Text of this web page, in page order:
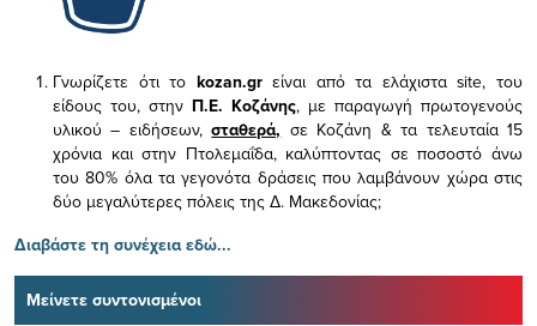
Γνωρίζετε ότι το kozan.gr είναι από τα ελάχισταsite, του
είδους του, στην Π.Ε. Κοζάνης, με παραγωγή πρωτογενούς
υλικού – ειδήσεων,σταθερά, σε Κοζάνη & τα τελευταία 15
χρόνια και στην Πτολεμαΐδα, καλύπτοντας σε ποσοστό άνω
του 80% όλα τα γεγονότα δράσεις που λαμβάνουν χώρα στις
δύο μεγαλύτερες πόλεις της Δ. Μακεδονίας;
Διαβάστε τη συνέχεια εδώ...
Μείνετε συντονισμένοι